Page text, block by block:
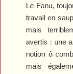
Le Fanu,
travail en
mais
avertis : une
notion ô
mais